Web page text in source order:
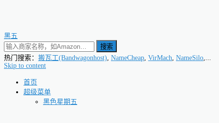
黑五
搜索
热门搜索： 搬瓦工(Bandwagonhost), NameCheap, VirMach, NameSilo,...
Skip to content
首页
超级菜单
黑色星期五